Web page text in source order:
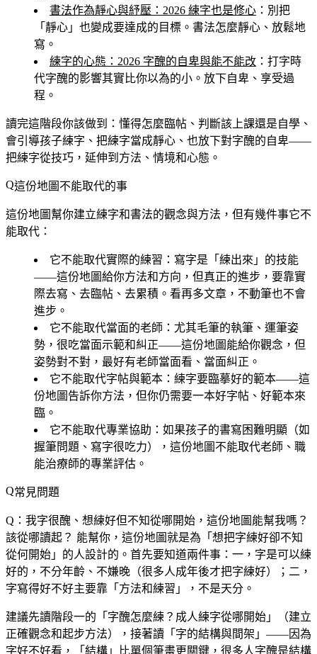
書法作為靜心與紓壓：2026 練字也是修心 ：別把
「靜心」也變成要達成的目標。書法怎麼靜心、放鬆地
寫。
練字的心態：2026 字醜的自卑與能不能改 ：打字時
代字醜的影響其實比你以為的小。放下自卑、享受過
程。
讀完這階段你該做到 ：懂得怎麼臨帖、判斷該上課還是自學、
會引導孩子練字、把練字當成靜心、也放下對字醜的自卑——
把練字從技巧，延伸到方法、情境和心態。
這份地圖不能取代的事
這份地圖幫你建立練字和書法的觀念與方法，但有幾件事它不
能取代：
它不能取代實際的練習 ：寫字是「練出來」的技能
——這份地圖給你方法和方向，但真正的進步，要靠實
際去寫、去臨帖、去累積。看再多文章，不動筆也不會
進步。
它不能取代當面的老師 ：尤其毛筆的執筆、運筆姿
勢，很吃當面示範和糾正——這份地圖能給你觀念，但
姿勢對不對，最好有老師當面看、當面糾正。
它不能取代字帖與範本 ：練字要臨摹好的範本——這
份地圖告訴你方法，但你仍需要一本好字帖、好範本來
臨。
它不能取代專業協助 ：如果孩子的書寫困難明顯（如
握筆問題、寫字很吃力），這份地圖不能取代老師、職
能治療師的專業評估。
常見問題
Q：我字很醜、想練好但不知從哪開始，這份地圖能幫我嗎？
該從哪讀起？ 能幫你，這份地圖就是為「想把字練好卻不知
從何開始」的人設計的。首先要知道兩件事：一，字是可以練
好的，不分年齡、不嫌晚（很多人成年後才把字練好）；二，
字寫得好不好主要靠「方法和練習」，不是天分。
建議先讀階段一的「字醜怎麼練？成人練字從哪開始」（建立
正確觀念和起步方法），接著讀「字的結構與間架」——因為
字好不好看，「結構」比單個筆畫更關鍵，很多人字醜是結構